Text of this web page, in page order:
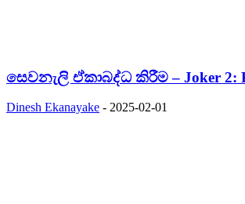
සෙවනැලි ඒකාබද්ධ කිරීම – Joker 2:
Dinesh Ekanayake - 2025-02-01